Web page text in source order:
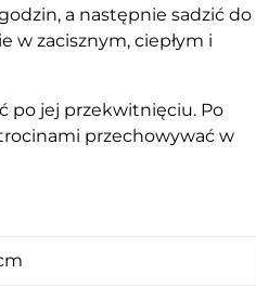
a następnie sadzić do
w zacisznym, ciepłym i
po jej przekwitnięciu. Po
przechowywać w